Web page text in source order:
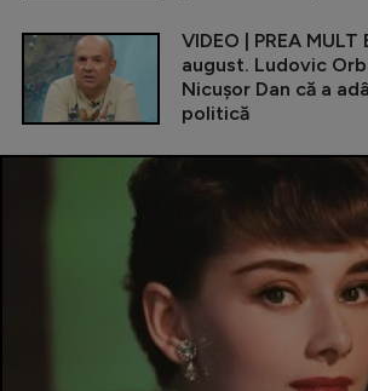
VIDEO | PREA MULT
august. Ludovic
Nicușor Dan că a
politică